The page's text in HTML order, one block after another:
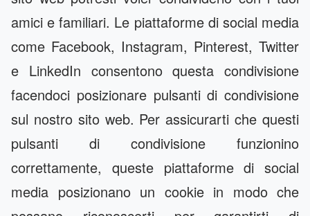
amici e familiari. Le piattaforme di social media
come Facebook, Instagram, Pinterest, Twitter
e LinkedIn consentono questa condivisione
facendoci posizionare pulsanti di condivisione
sul nostro sito web. Per assicurarti che questi
pulsanti di condivisione funzionino
correttamente, queste piattaforme di social
media posizionano un cookie in modo che